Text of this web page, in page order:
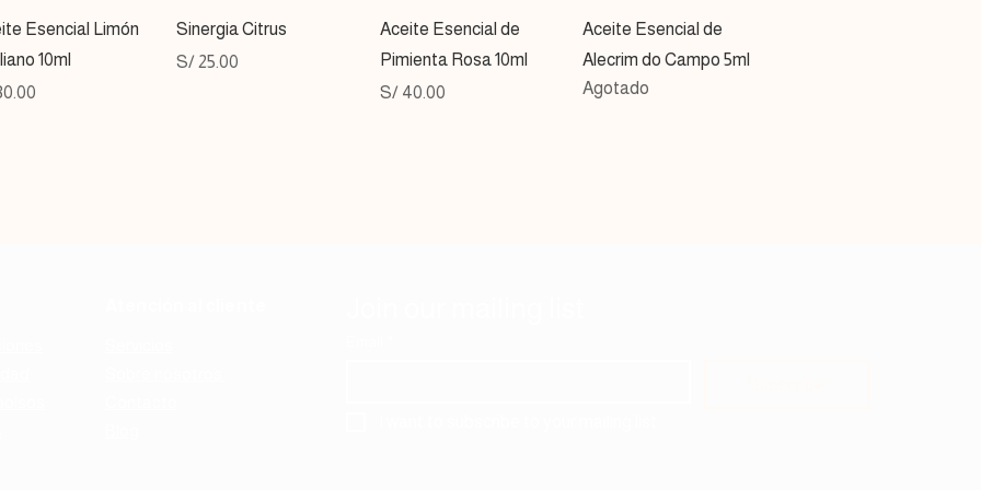
Vista rápida
Esencial Limón
10ml
Vista rápida
Sinergia Citrus
Precio
S/ 25.00
Vista rápida
Aceite Esencial de
Pimienta Rosa 10ml
Precio
S/ 40.00
Vista rápida
Aceite Esencial de
Alecrim do Campo 5ml
Agotado